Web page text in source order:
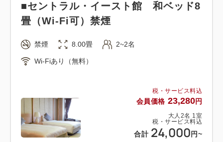
●特色
○夕食時90分アルコール、ソフトドリンク飲み放題
○ウェルカムドリンク【静岡名産ぐり茶・珈琲・りん
○連泊時、お部屋掃除不要なら館内利用券1,000円
（お部屋ごと）を差し上げますので前日までにお申し
出ください【浴衣、タオル、バスタオルは交換】
税・サービス料込
会員価格 23,280円
大人 2名 1室
税・サービス料込
合計 24,000 円~
■セントラル・イースト館 和ベッド8
畳（Wi-Fi可）禁煙
禁煙 8.00畳 2~2名
Wi-Fiあり（無料）